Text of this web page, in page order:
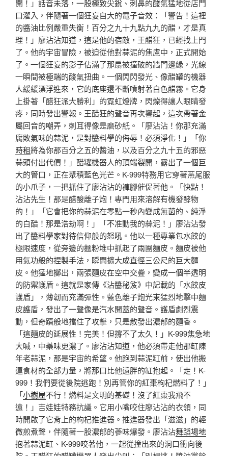
開！」話音未落，一股極致尖銳、刺鼻的酸氣猛地從店門
口灌入，伴隨著一個狂妄自大的電子音效：「警告！這裡
的醬油比例嚴重失衡！百分之九十九點九九的醋，才是真
理！」廖沾沾知道，這是他的宿敵，王醋狂，已經找上門
了。他的宇宙冒險，被迫從他對蒜泥的焦慮中，正式開始
了。一個狂妄的影子佔滿了那扇被撞破的牆門邊緣，光線
一瞬間被極端的酸氣扭曲。一個閃閃發光、像醋罐的機器
人緩緩漂浮進來，它的底座還不斷噴射著白色醋霧。它身
上掛著「醋狂派大勝利」的霓虹燈牌，閃爍得讓人眼睛發
疼，同時發出警報。王醋狂的聲音再次響起，這次帶著金
屬回音的嘲弄，刺耳得像是磨砂紙。「廖沾沾！你那充滿
腐敗氣味的蒜泥，是對醬料學的侮辱！必須淨化！」「你
時租將為你那百分之五的醬油，以及百分之九十五的邪惡
蒜頭付出代價！」醋罐機器人的頂端裂開，露出了一個巨
大的管口，正在聚積藍色光芒。K-999特務用它穿著燕尾服
的小爪子，一把抓住了廖沾沾的褲腳催促著他。「快點！
沾沾先生！那是醋酸離子炮！專門用來溶解有機發酵物
的！」「它會把你的蒜泥在零點一秒內變成無菌的、純淨
的白醋！那是浩劫啊！」「不准動我的蒜泥！」廖沾沾發
出了醬料學家對待信仰般的怒吼。他以一種專業包水餃的
極限速度，從旁邊的麵粉堆中抓起了兩團麵皮。麵皮被他
用氣功般的捏製手法，瞬間擴大成直徑三公尺的巨大麵
皮。他猛地擲出，兩張麵皮在空中交疊，變成一個半透明
的防禦護盾。這就是家傳《沾醬秘笈》中記載的「水餃皮
護盾」，薄韌而充滿彈性。藍色離子炮光束猛烈地擊中麵
皮護盾，發出了一聲像是汽水開蓋的聲音。護盾劇烈震
動，但奇蹟般地擋住了攻擊，只是散發出濃郁的麵香。
「這麵皮的延展性！完美！但撐不了太久！」K-999焦急地
大喊，中藥味更濃了。廖沾沾知道，他必須帶走他那缸陳
年老蒜泥，那是宇宙的希望。他跑到蒜泥缸前，使出他搬
運食材的全部力量，將那口比他還胖的缸抱起。「走！K-
999！我們要從後院逃跑！別再管你的紅棗枸杞燃料了！」
「小樹屋不行！燃料是文明的基礎！沒了紅棗我飛不
遠！」吉娃娃特務抗議。它用小嘴咬住廖沾沾的衣領，同
時開啟了它背上的枸杞推進器。推進器發出「滋滋」的輕
微煎煮聲，伴隨著一股濃郁的蔘味爆發。廖沾沾舞蹈場地
抱著蒜泥缸、K-999咬著他，一起從撞出來的洞口衝向後